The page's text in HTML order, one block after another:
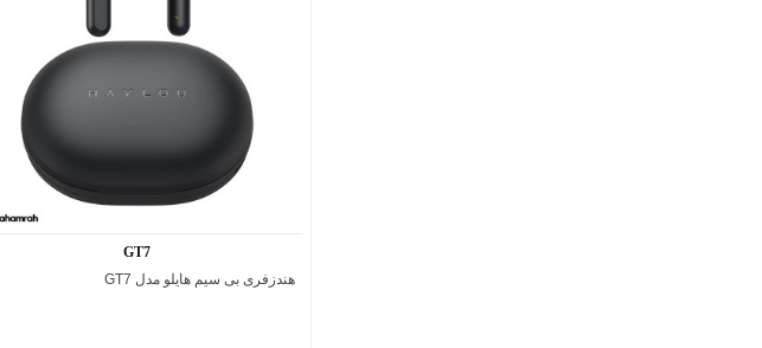
اضافه به مقایسه
GT7
هندزفری بی‌ سیم هایلو مدل GT7